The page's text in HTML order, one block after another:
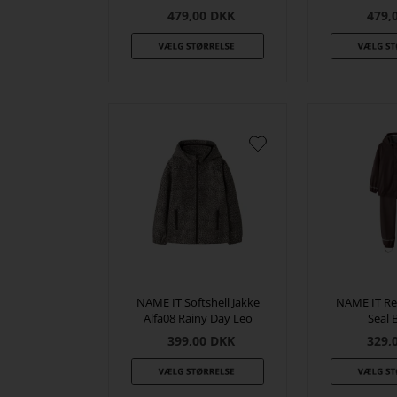
479,00 DKK
NAME IT Softshell Jakke
Alfa08 Rainy Day Leo
399,00 DKK
NAME IT
Seal